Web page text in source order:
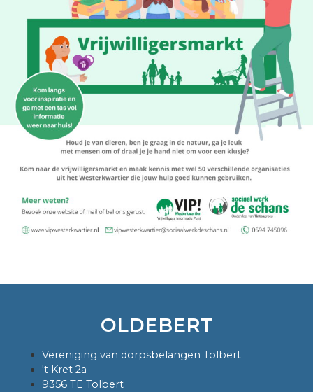
OLDEBERT
Vereniging van dorpsbelangen Tolbert
't Kret 2a
9356 TE Tolbert